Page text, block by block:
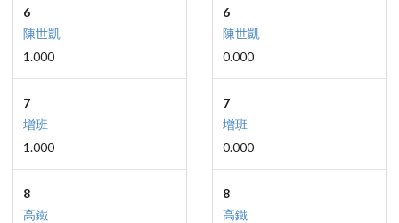
6
陳世凱
1.000
7
增班
1.000
8
高鐵
6
陳世凱
0.000
7
增班
0.000
8
高鐵